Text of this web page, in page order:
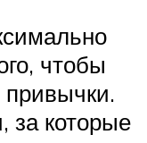
чтобы
привычки.
за которые